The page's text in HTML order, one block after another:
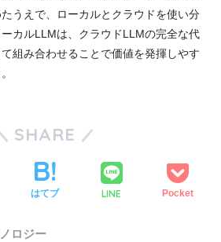
うえで、ローカルとクラウドを使い分
カルLLMは、クラウドLLMの完全な代
組み合わせることで価値を発揮しやす
SHARE
はてブ LINE Pocket
ロジー